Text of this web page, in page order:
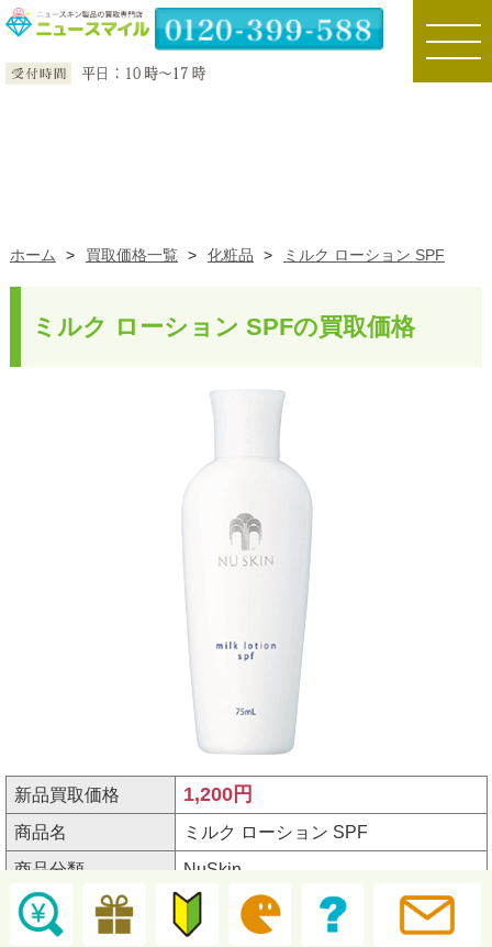
toggle
ホーム > 買取価格一覧 > 化粧品 > ミルク ローション SPF
ミルク ローション SPFの買取価格
新品買取価格 1,200円
商品名
ミルク ローション SPF
商品分類
NuSkin
シリーズ名
乳液